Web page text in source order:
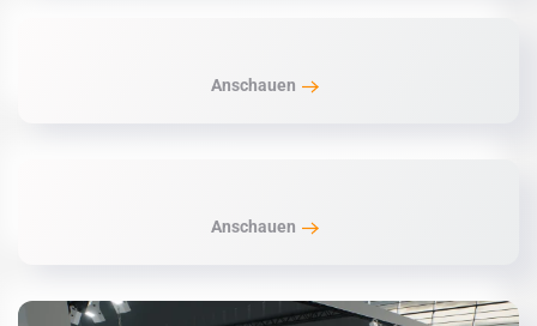
Anschauen
Anschauen